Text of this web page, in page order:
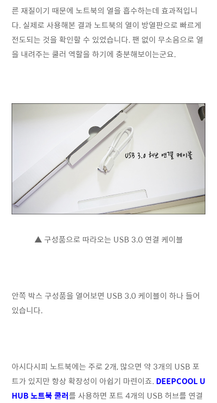
른 재질이기 때문에 노트북의 열을 흡수하는데 효과적입니
다. 실제로 사용해본 결과 노트북의 열이 방열판으로 빠르게
전도되는 것을 확인할 수 있었습니다. 팬 없이 무소음으로 열
을 내려주는 쿨러 역할을 하기에 충분해보이는군요.
▲ 구성품으로 따라오는 USB 3.0 연결 케이블
안쪽 박스 구성품을 열어보면 USB 3.0 케이블이 하나 들어
있습니다.
아시다시피 노트북에는 주로 2개, 많으면 약 3개의 USB 포
트가 있지만 항상 확장성이 아쉽기 마련이죠. DEEPCOOL U
HUB 노트북 쿨러를 사용하면 포트 4개의 USB 허브를 연결